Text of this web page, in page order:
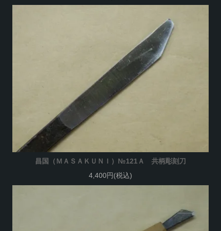
昌国（ＭＡＳＡＫＵＮＩ）№121Ａ 共柄彫刻刀
4,400円(税込)